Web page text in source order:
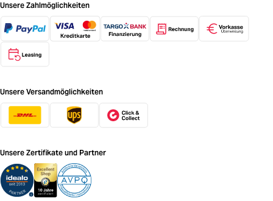
Unsere Zahlmöglichkeiten
Unsere Versandmöglichkeiten
Unsere Zertifikate und Partner